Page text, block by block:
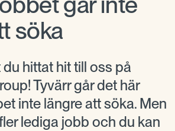
söka
hittat hit till oss på
Tyvärr går det här
inte längre att söka. Men
lediga jobb och du kan